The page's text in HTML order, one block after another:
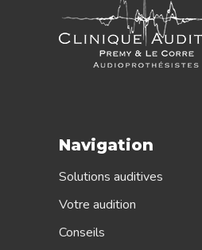
Navigation
Solutions auditives
Votre audition
Conseils